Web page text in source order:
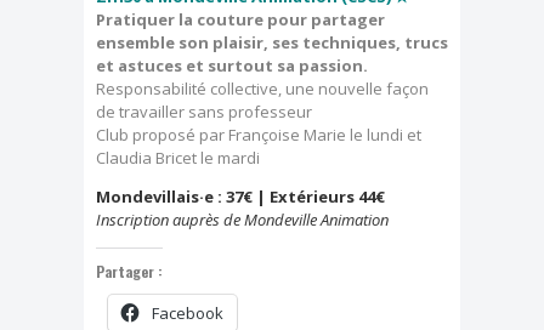
Pratiquer la couture pour partager
ensemble son plaisir, ses techniques, trucs
et astuces et surtout sa passion.
Responsabilité collective, une nouvelle façon
de travailler sans professeur
Club proposé par Françoise Marie le lundi et
Claudia Bricet le mardi
Mondevillais·e : 37€ | Extérieurs 44€
Inscription auprès de Mondeville Animation
Partager :
Facebook